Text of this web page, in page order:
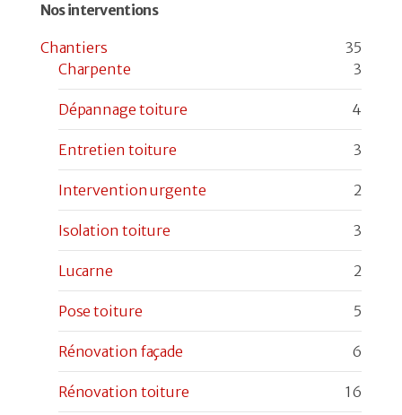
Nos interventions
Chantiers
35
Charpente
3
Dépannage toiture 4
Entretien toiture 3
Intervention urgente 2
Isolation toiture 3
Lucarne 2
Pose toiture 5
Rénovation façade 6
Rénovation toiture 16